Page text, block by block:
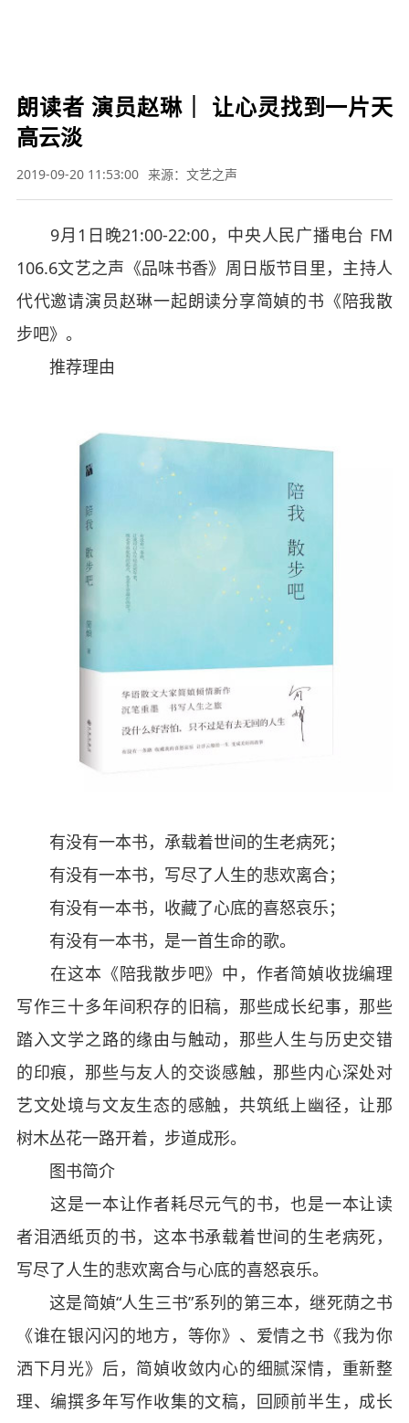
朗读者 演员赵琳｜ 让心灵找到一片天
高云淡
2019-09-20 11:53:00 来源：文艺之声
9月1日晚21:00-22:00，中央人民广播电台 FM
106.6文艺之声《品味书香》周日版节目里，主持人
代代邀请演员赵琳一起朗读分享简媜的书《陪我散
步吧》。
推荐理由
有没有一本书，承载着世间的生老病死；
有没有一本书，写尽了人生的悲欢离合；
有没有一本书，收藏了心底的喜怒哀乐；
有没有一本书，是一首生命的歌。
在这本《陪我散步吧》中，作者简媜收拢编理
写作三十多年间积存的旧稿，那些成长纪事，那些
踏入文学之路的缘由与触动，那些人生与历史交错
的印痕，那些与友人的交谈感触，那些内心深处对
艺文处境与文友生态的感触，共筑纸上幽径，让那
树木丛花一路开着，步道成形。
图书简介
这是一本让作者耗尽元气的书，也是一本让读
者泪洒纸页的书，这本书承载着世间的生老病死，
写尽了人生的悲欢离合与心底的喜怒哀乐。
这是简媜“人生三书”系列的第三本，继死荫之书
《谁在银闪闪的地方，等你》、爱情之书《我为你
洒下月光》后，简媜收敛内心的细腻深情，重新整
理、编撰多年写作收集的文稿，回顾前半生，成长